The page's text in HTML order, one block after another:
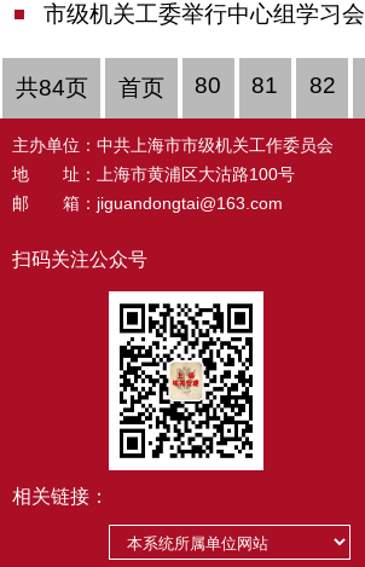
市级机关工委举行中心组学习会
共84页 首页 80 81 82